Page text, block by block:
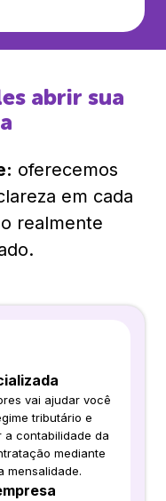
abrir sua
oferecemos
em cada
realmente
vai ajudar você
tributário e
a contabilidade da
mediante
mensalidade.